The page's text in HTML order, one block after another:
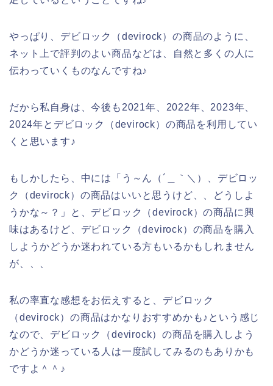
やっぱり、デビロック（devirock）の商品のように、
ネット上で評判のよい商品などは、自然と多くの人に
伝わっていくものなんですね♪
だから私自身は、今後も2021年、2022年、2023年、
2024年とデビロック（devirock）の商品を利用してい
くと思います♪
もしかしたら、中には「う～ん（´＿｀＼）、デビロッ
ク（devirock）の商品はいいと思うけど、、どうしよ
うかな～？」と、デビロック（devirock）の商品に興
味はあるけど、デビロック（devirock）の商品を購入
しようかどうか迷われている方もいるかもしれません
が、、、
私の率直な感想をお伝えすると、デビロック
（devirock）の商品はかなりおすすめかも♪という感じ
なので、デビロック（devirock）の商品を購入しよう
かどうか迷っている人は一度試してみるのもありかも
ですよ＾＾♪